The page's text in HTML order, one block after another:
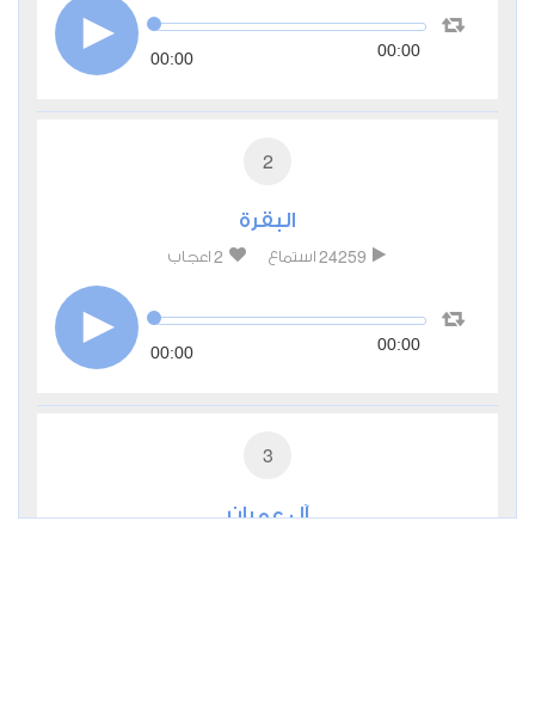
00:00 00:00
2
البقرة
24259 استماع 2 اعجاب
00:00 00:00
3
آل عمران